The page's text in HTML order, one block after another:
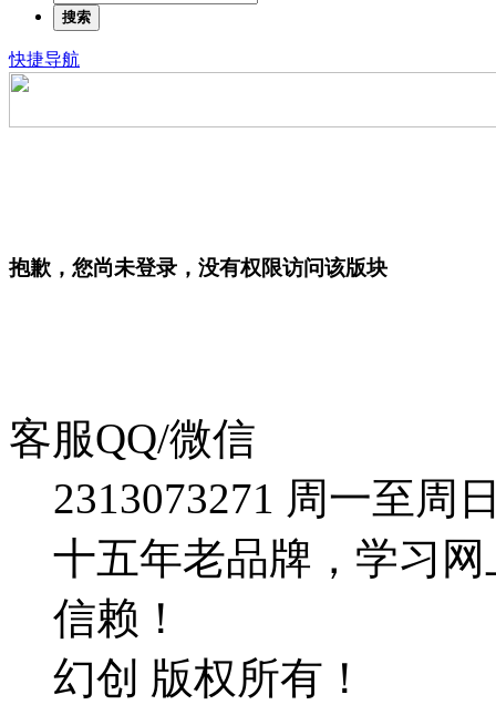
搜索
快捷导航
抱歉，您尚未登录，没有权限访问该版块
客服QQ/微信
2313073271 周一至周
十五年老品牌，学习
信赖！
幻创 版权所有！